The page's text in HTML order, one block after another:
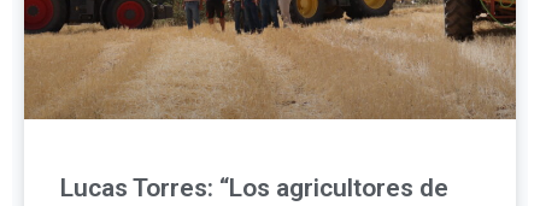
Lucas Torres: “Los agricultores de